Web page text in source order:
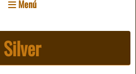
Menú
Silver